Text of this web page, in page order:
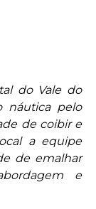
do Vale do
náutica pelo
de coibir e
a equipe
de emalhar
e